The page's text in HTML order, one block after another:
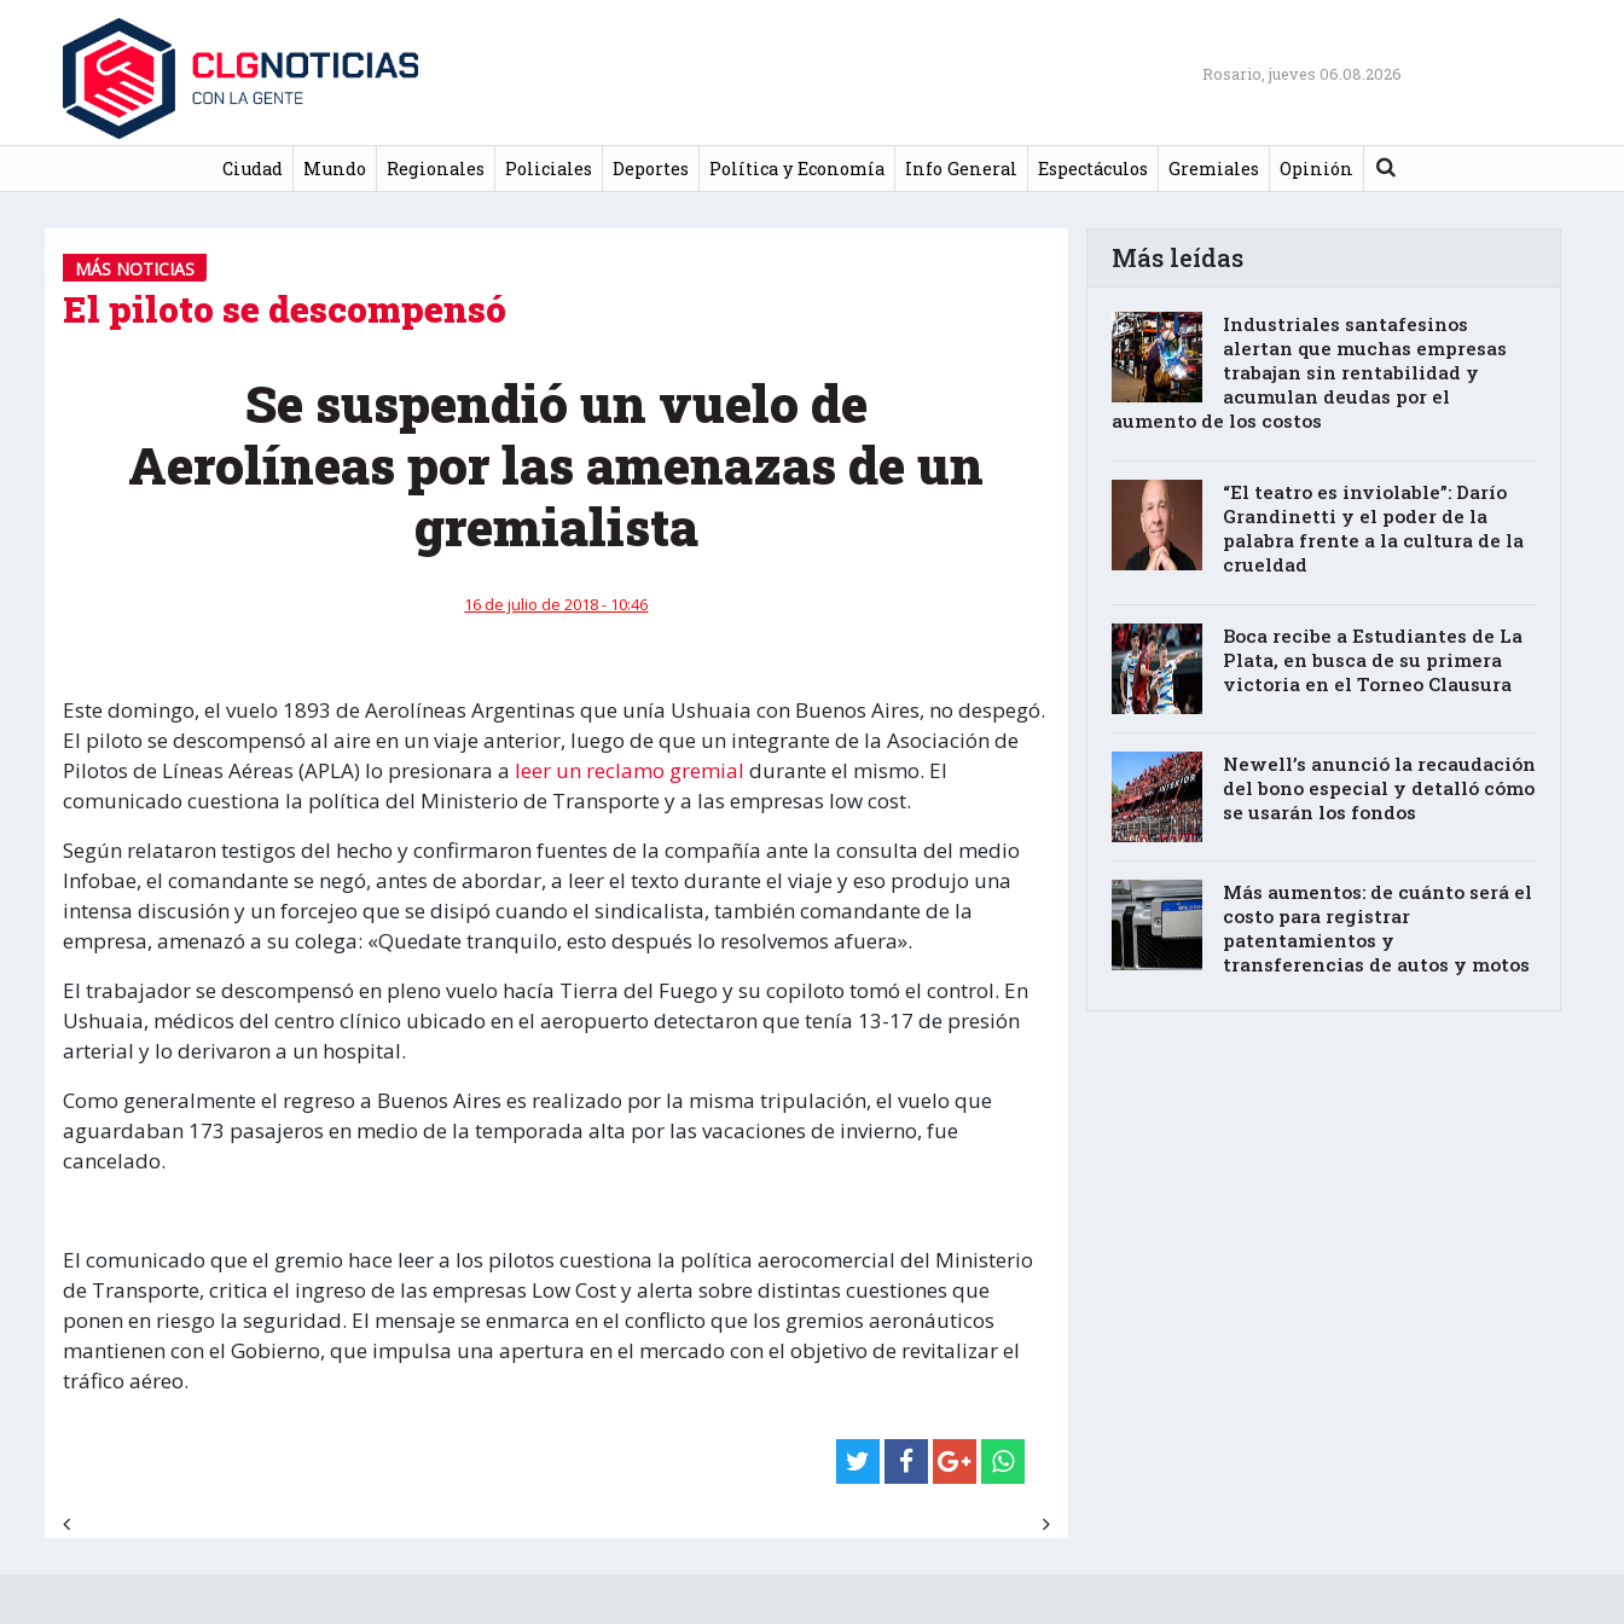
Rosario, jueves 06.08.2026
Ciudad Mundo Regionales Policiales Deportes Política y Economía Info General Espectáculos Gremiales Opinión Buscar
MÁS NOTICIAS
El piloto se descompensó
Se suspendió un vuelo de
Aerolíneas por las amenazas de un
gremialista
16 de julio de 2018 - 10:46
Este domingo, el vuelo 1893 de Aerolíneas Argentinas que unía Ushuaia con Buenos Aires, no despegó.
El piloto se descompensó al aire en un viaje anterior, luego de que un integrante de la Asociación de
Pilotos de Líneas Aéreas (APLA) lo presionara a leer un reclamo gremial durante el mismo. El
comunicado cuestiona la política del Ministerio de Transporte y a las empresas low cost.
Según relataron testigos del hecho y confirmaron fuentes de la compañía ante la consulta del medio
Infobae, el comandante se negó, antes de abordar, a leer el texto durante el viaje y eso produjo una
intensa discusión y un forcejeo que se disipó cuando el sindicalista, también comandante de la
empresa, amenazó a su colega: «Quedate tranquilo, esto después lo resolvemos afuera».
El trabajador se descompensó en pleno vuelo hacía Tierra del Fuego y su copiloto tomó el control. En
Ushuaia, médicos del centro clínico ubicado en el aeropuerto detectaron que tenía 13-17 de presión
arterial y lo derivaron a un hospital.
Como generalmente el regreso a Buenos Aires es realizado por la misma tripulación, el vuelo que
aguardaban 173 pasajeros en medio de la temporada alta por las vacaciones de invierno, fue
cancelado.
El comunicado que el gremio hace leer a los pilotos cuestiona la política aerocomercial del Ministerio
de Transporte, critica el ingreso de las empresas Low Cost y alerta sobre distintas cuestiones que
ponen en riesgo la seguridad. El mensaje se enmarca en el conflicto que los gremios aeronáuticos
mantienen con el Gobierno, que impulsa una apertura en el mercado con el objetivo de revitalizar el
tráfico aéreo.
Más leídas
Industriales santafesinos
alertan que muchas empresas
trabajan sin rentabilidad y
acumulan deudas por el
aumento de los costos
“El teatro es inviolable”: Darío
Grandinetti y el poder de la
palabra frente a la cultura de la
crueldad
Boca recibe a Estudiantes de La
Plata, en busca de su primera
victoria en el Torneo Clausura
Newell’s anunció la recaudación
del bono especial y detalló cómo
se usarán los fondos
Más aumentos: de cuánto será el
costo para registrar
patentamientos y
transferencias de autos y motos